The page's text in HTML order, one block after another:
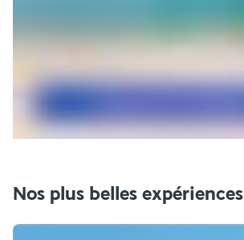
Nos plus belles expériences